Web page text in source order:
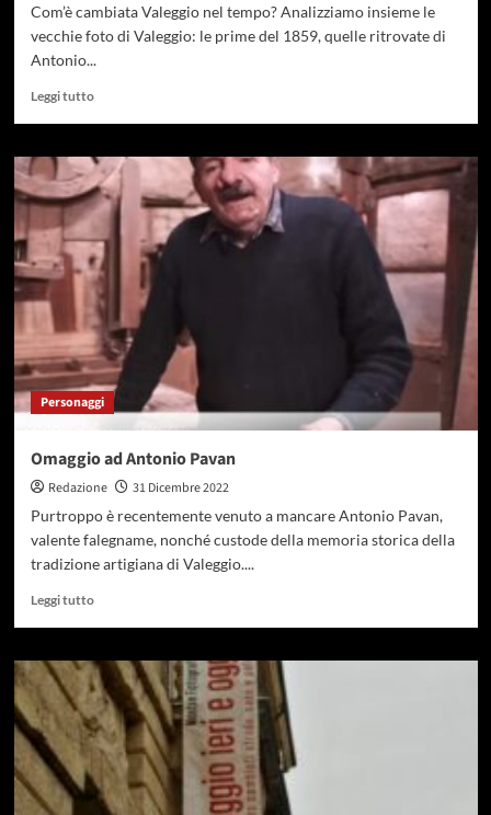
Com’è cambiata Valeggio nel tempo? Analizziamo insieme le
vecchie foto di Valeggio: le prime del 1859, quelle ritrovate di
Antonio...
Leggi tutto
Personaggi
Omaggio ad Antonio Pavan
Redazione
31 Dicembre 2022
Purtroppo è recentemente venuto a mancare Antonio Pavan,
valente falegname, nonché custode della memoria storica della
tradizione artigiana di Valeggio....
Leggi tutto